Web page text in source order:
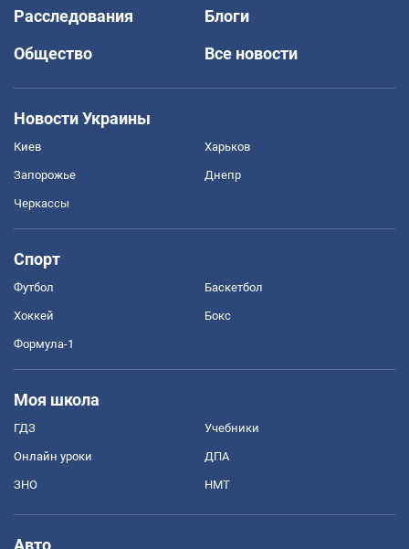
Расследования
Блоги
Общество
Все новости
Новости Украины
Киев Харьков
Запорожье Днепр
Черкассы
Спорт
Футбол Баскетбол
Хоккей Бокс
Формула-1
Моя школа
ГДЗ Учебники
Онлайн уроки ДПА
ЗНО НМТ
Авто